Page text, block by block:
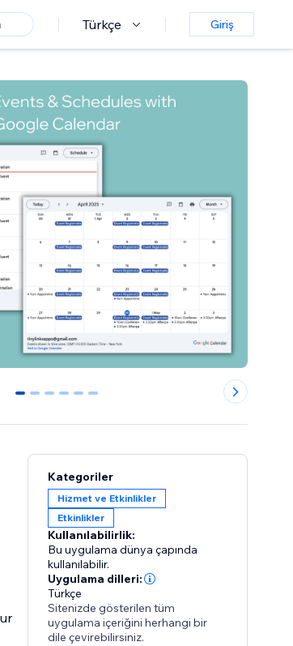
Türkçe Giriş
0 1 2 3 4 5
Kategoriler
Hizmet ve Etkinlikler
Etkinlikler
Kullanılabilirlik:
Bu uygulama dünya çapında
kullanılabilir.
Uygulama dilleri:
Türkçe
Sitenizde gösterilen tüm
uygulama içeriğini herhangi bir
dile çevirebilirsiniz.